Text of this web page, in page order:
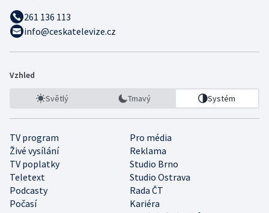
261 136 113
info@ceskatelevize.cz
Vzhled
Světlý Tmavý Systém
TV program
Pro média
Živé vysílání
Reklama
TV poplatky
Studio Brno
Teletext
Studio Ostrava
Podcasty
Rada ČT
Počasí
Kariéra